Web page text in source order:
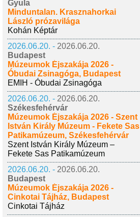
Gyula
Minduntalan. Krasznahorkai
László prózavilága
Kohán Képtár
2026.06.20. - 2026.06.20.
Budapest
Múzeumok Éjszakája 2026 -
Óbudai Zsinagóga, Budapest
EMIH - Óbudai Zsinagóga
2026.06.20. - 2026.06.20.
Székesfehérvár
Múzeumok Éjszakája 2026 - Szent
István Király Múzeum - Fekete Sas
Patikamúzeum, Székesfehérvár
Szent István Király Múzeum –
Fekete Sas Patikamúzeum
2026.06.20. - 2026.06.20.
Budapest
Múzeumok Éjszakája 2026 -
Cinkotai Tájház, Budapest
Cinkotai Tájház